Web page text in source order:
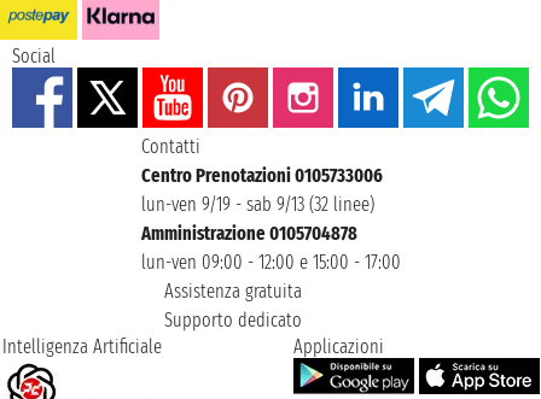
Social
Contatti
Centro Prenotazioni 0105733006
lun-ven 9/19 - sab 9/13 (32 linee)
Amministrazione 0105704878
lun-ven 09:00 - 12:00 e 15:00 - 17:00
Assistenza gratuita
Supporto dedicato
Intelligenza Artificiale
Applicazioni